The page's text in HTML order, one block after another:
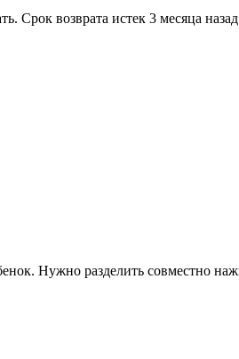
Срок возврата истек 3 месяца
Нужно разделить совместно